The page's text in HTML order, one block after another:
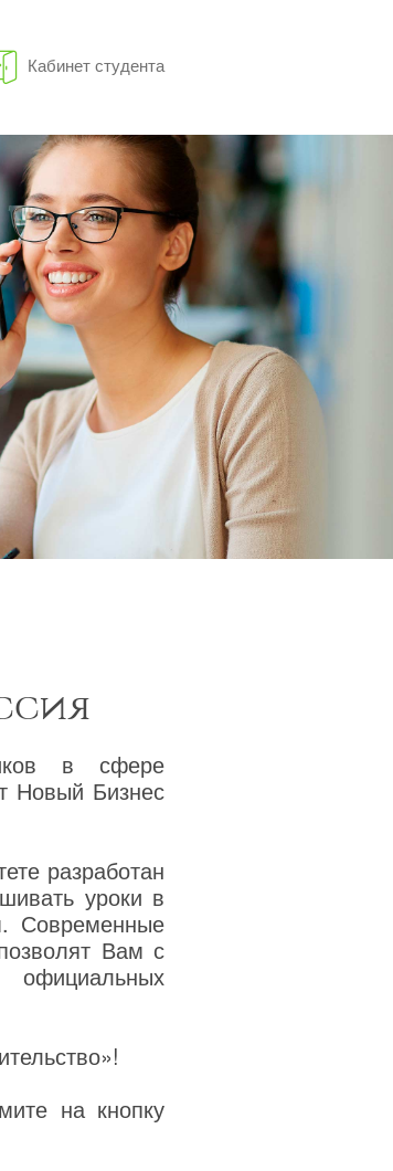
Кабинет студента
в сфере
Новый Бизнес
разработан
уроки в
Современные
Вам с
на кнопку